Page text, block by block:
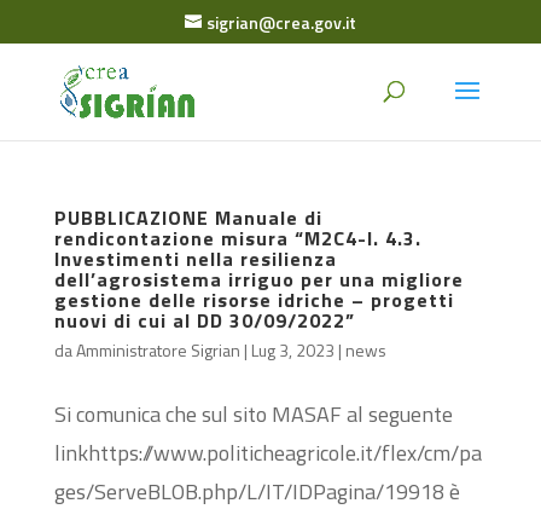
sigrian@crea.gov.it
PUBBLICAZIONE Manuale di
rendicontazione misura “M2C4-I. 4.3.
Investimenti nella resilienza
dell’agrosistema irriguo per una migliore
gestione delle risorse idriche – progetti
nuovi di cui al DD 30/09/2022”
daAmministratore Sigrian | Lug 3, 2023 | news
Si comunica che sul sito MASAF al seguente
linkhttps://www.politicheagricole.it/flex/cm/pa
ges/ServeBLOB.php/L/IT/IDPagina/19918 è